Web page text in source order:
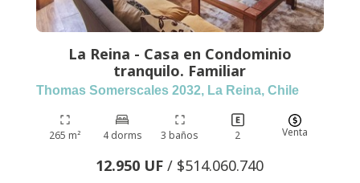
La Reina - Casa en Condominio
tranquilo. Familiar
Thomas Somerscales 2032, La Reina, Chile
265 m² 4 dorms 3 baños 2 Venta
12.950 UF / $514.060.740